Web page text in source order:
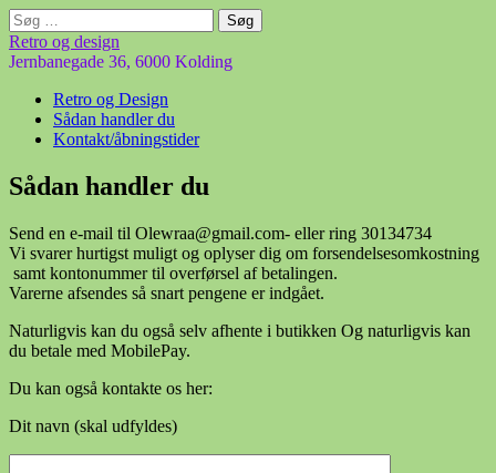
Søg
efter:
Retro og design
Jernbanegade 36, 6000 Kolding
Main
menu
Skip
content
Retro og Design
Sådan handler du
Kontakt/åbningstider
Sådan handler du
Send en e-mail til Olewraa@gmail.com- eller ring 30134734
Vi svarer hurtigst muligt og oplyser dig om forsendelsesomkostning
samt kontonummer til overførsel af betalingen.
Varerne afsendes så snart pengene er indgået.
Naturligvis kan du også selv afhente i butikken Og naturligvis kan
du betale med MobilePay.
Du kan også kontakte os her:
Dit navn (skal udfyldes)